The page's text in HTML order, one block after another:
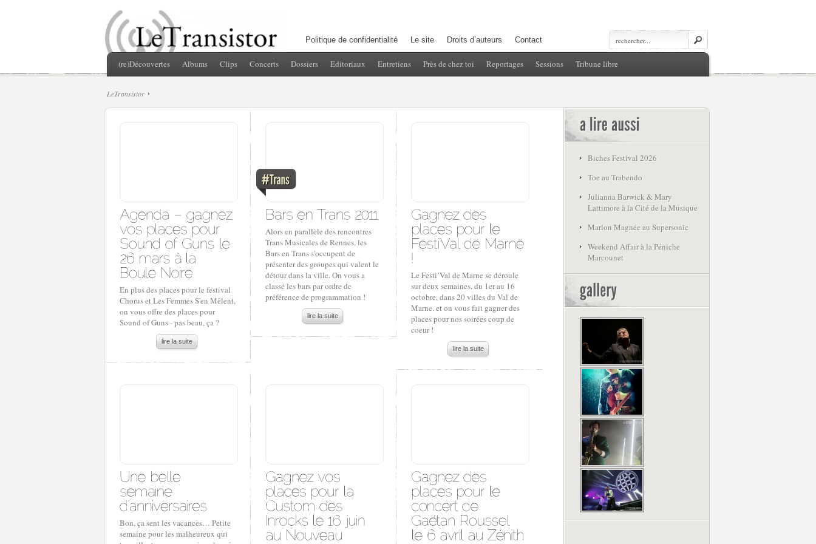
Politique de confidentialité Le site Droits d’auteurs Contact
(re)Découvertes Albums Clips Concerts Dossiers Editoriaux Entretiens Près de chez toi Reportages Sessions Tribune libre
LeTransistor
En plus des places pour le festival
Chorus et Les Femmes S'en Mêlent,
on vous offre des places pour
Sound of Guns - pas beau, ça ?
lire la suite
Alors en parallèle des rencontres
Trans Musicales de Rennes, les
Bars en Trans s'occupent de
présenter des groupes qui valent le
détour dans la ville. On vous a
classé les bars par ordre de
préférence de programmation !
lire la suite
Le Festi’Val de Marne se déroule
sur deux semaines, du 1er au 16
octobre, dans 20 villes du Val de
Marne. et on vous fait gagner des
places pour nos soirées coup de
coeur !
lire la suite
Bon, ça sent les vacances… Petite
semaine pour les malheureux qui
Biches Festival 2026
Toe au Trabendo
Julianna Barwick & Mary
Lattimore à la Cité de la Musique
Marlon Magnée au Supersonic
Weekend Affair à la Péniche
Marcounet